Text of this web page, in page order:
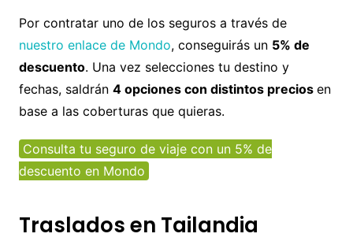
Por contratar uno de los seguros a través de
nuestro enlace de Mondo, conseguirás un 5% de
descuento. Una vez selecciones tu destino y
fechas, saldrán 4 opciones con distintos precios en
base a las coberturas que quieras.
Consulta tu seguro de viaje con un 5% de
descuento en Mondo
Traslados en Tailandia